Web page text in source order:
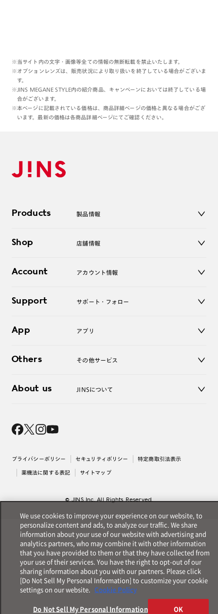
※当サイト内の文字・画像等全ての情報の無断転載を禁止いたします。
※オプションレンズは、販売状況により取り扱いを終了している場合がございま
す。
※JINS MEGANE STYLE内の紹介商品、キャンペーンにおいては終了している場
合がございます。
※本ページに記載されている価格は、商品詳細ページの価格と異なる場合がござ
います。最新の価格は各商品詳細ページにてご確認ください。
Products 製品情報
サングラス
コンタクトレンズ
アクセサリー
Shop 店舗情報
オンラインショップ
Account アカウント情報
ログアウト
Support サポート・フォロー
よくあるご質問
お問い合わせ
App アプリ
Others その他サービス
レンズ交換
About us JINSについて
採用情報
出店について
プライバシーポリシー セキュリティポリシー 特定商取引法表示
薬機法に関する表記 サイトマップ
© JINS Inc. All Rights Reserved.
We use cookies to improve your experience on our website, to
personalize content and ads, to analyze our traffic. We share
information about your use of our website with advertising and
analytics partners, who may combine it with other information
that you have provided to them or that they have collected from
your use of their services. You have the right to opt-out of our
sharing information about you with our partners. Please click
[Do Not Sell My Personal Information] to customize your cookie
settings on our website. Cookie Policy
Do Not Sell My Personal Information OK